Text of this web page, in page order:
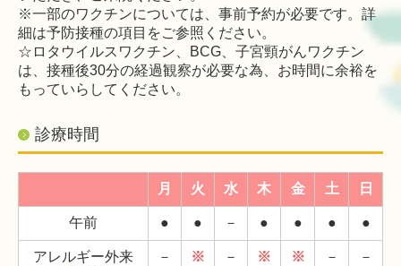
※一部のワクチンについては、事前予約が必要です。詳
細は予防接種の項目をご参照ください。
☆ロタウイルスワクチン、BCG、子宮頸がんワクチン
は、接種後30分の経過観察が必要な為、 お時間に余裕を
もっていらしてください。
診療時間
月 火 水 木 金 土 日
午前 ● ● － ● ● ● ●
アレルギー外来
－ ※ － ※ ※ － －